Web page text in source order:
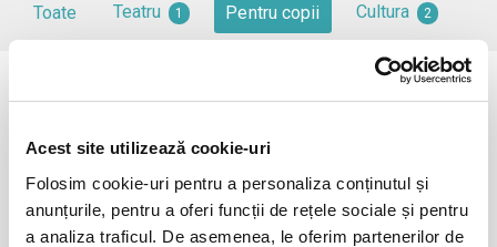
Acest site utilizează cookie-uri
Folosim cookie-uri pentru a personaliza conținutul și
anunțurile, pentru a oferi funcții de rețele sociale și pentru
a analiza traficul. De asemenea, le oferim partenerilor de
Toate Teatru 1 Pentru copii Cultura 2
0 evenimente in viitorul apropiat
anunta-ma pe email cand apare urmatorul eveniment la